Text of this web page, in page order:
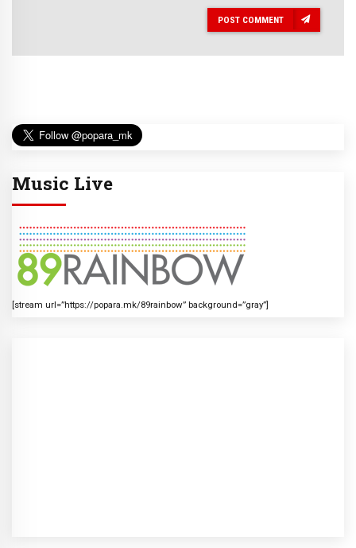
POST COMMENT
Music Live
[stream url=”https://popara.mk/89rainbow” background=”gray”]